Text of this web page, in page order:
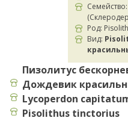
Род:
Вид:
Пизолитус
Дождевик
Lycoperdon
Pisolithus tinctorius